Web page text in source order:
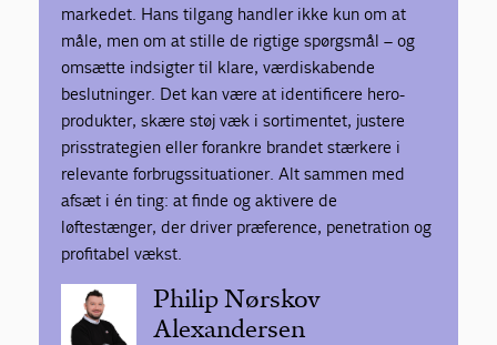
markedet. Hans tilgang handler ikke kun om at
måle, men om at stille de rigtige spørgsmål – og
omsætte indsigter til klare, værdiskabende
beslutninger. Det kan være at identificere hero-
produkter, skære støj væk i sortimentet, justere
prisstrategien eller forankre brandet stærkere i
relevante forbrugssituationer. Alt sammen med
afsæt i én ting: at finde og aktivere de
løftestænger, der driver præference, penetration og
profitabel vækst.
Philip Nørskov
Alexandersen